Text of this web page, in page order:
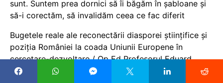
sunt. Suntem prea dornici să îi băgăm în șabloane și
să-i corectăm, să invalidăm ceea ce fac diferit
Bugetele reale ale reconectării diasporei științifice și
poziția României la coada Uniunii Europene în
cercetare-dezvoltare / Op Ed Profesorul Eduard
Stoica, conferențiar la Facultatea de Științe